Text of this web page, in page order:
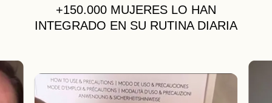
+150.000 MUJERES LO HAN
INTEGRADO EN SU RUTINA DIARIA